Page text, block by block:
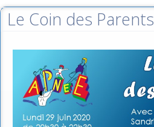
Le Coin des Parents